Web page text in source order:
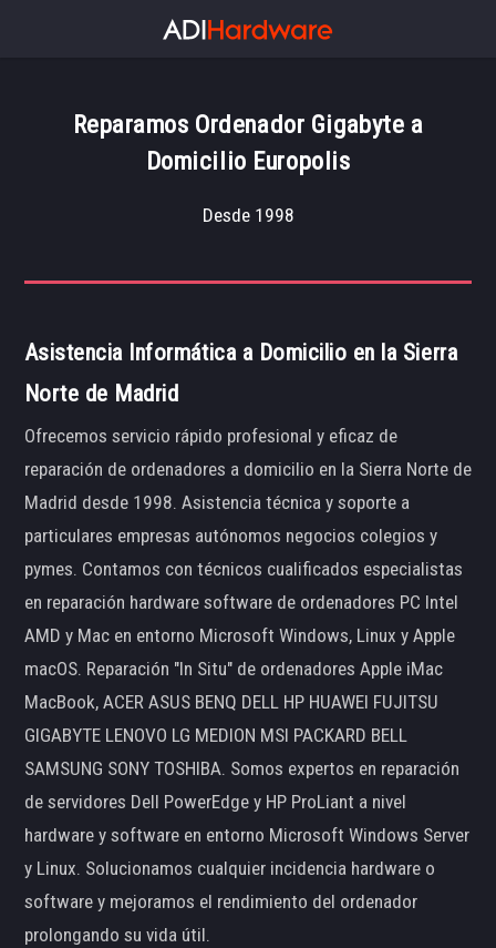
Reparamos Ordenador Gigabyte a
Domicilio Europolis
Desde 1998
Asistencia Informática a Domicilio en la Sierra
Norte de Madrid
Ofrecemos servicio rápido profesional y eficaz de
reparación de ordenadores a domicilio en la Sierra Norte de
Madrid desde 1998. Asistencia técnica y soporte a
particulares empresas autónomos negocios colegios y
pymes. Contamos con técnicos cualificados especialistas
en reparación hardware software de ordenadores PC Intel
AMD y Mac en entorno Microsoft Windows, Linux y Apple
macOS. Reparación "In Situ" de ordenadores Apple iMac
MacBook, ACER ASUS BENQ DELL HP HUAWEI FUJITSU
GIGABYTE LENOVO LG MEDION MSI PACKARD BELL
SAMSUNG SONY TOSHIBA. Somos expertos en reparación
de servidores Dell PowerEdge y HP ProLiant a nivel
hardware y software en entorno Microsoft Windows Server
y Linux. Solucionamos cualquier incidencia hardware o
software y mejoramos el rendimiento del ordenador
prolongando su vida útil.